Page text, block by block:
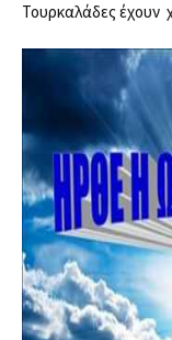
Τουρκαλάδες έχουν